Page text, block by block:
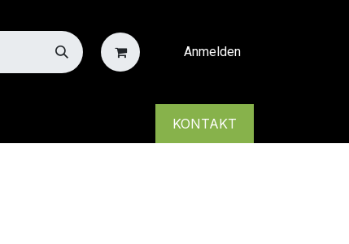
Anmelden
KONTAKT